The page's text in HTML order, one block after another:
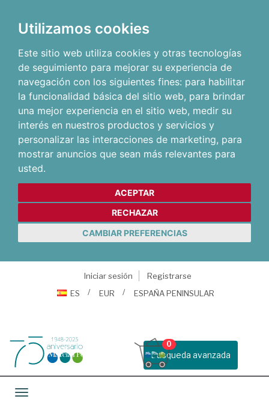
Utilizamos cookies
Este sitio web utiliza cookies y otras tecnologías
de seguimiento para mejorar su experiencia de
navegación con los siguientes fines: para habilitar
la funcionalidad básica del sitio web, para brindar
una mejor experiencia en el sitio web, medir su
interés en nuestros productos y servicios y
personalizar las interacciones de marketing, para
mostrar anuncios que sean más relevantes para
usted.
ACEPTAR
RECHAZAR
CAMBIAR PREFERENCIAS
Iniciar sesión
Registrarse
ES
EUR ESPAÑA PENINSULAR
Busqueda avanzada
0
Toggle navigation